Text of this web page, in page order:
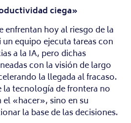
ciega»
enfrentan hoy al riesgo de la
equipo ejecuta tareas con
a la IA, pero dichas
con la visión de largo
la llegada al fracaso.
la tecnología de frontera no
el «hacer», sino en su
la base de las decisiones.